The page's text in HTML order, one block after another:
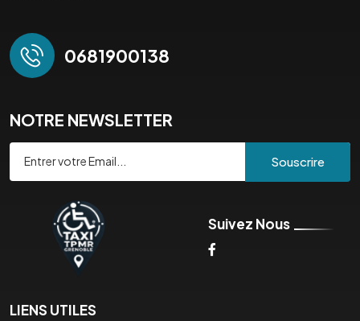
0681900138
NOTRE NEWSLETTER
Souscrire
Suivez Nous
LIENS UTILES